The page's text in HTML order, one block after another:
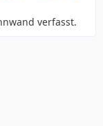
verfasst.